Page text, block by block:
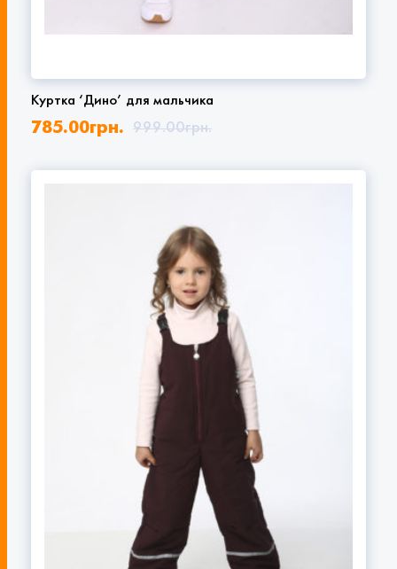
Куртка ‘Дино’ для мальчика
999.00грн.
785.00грн.